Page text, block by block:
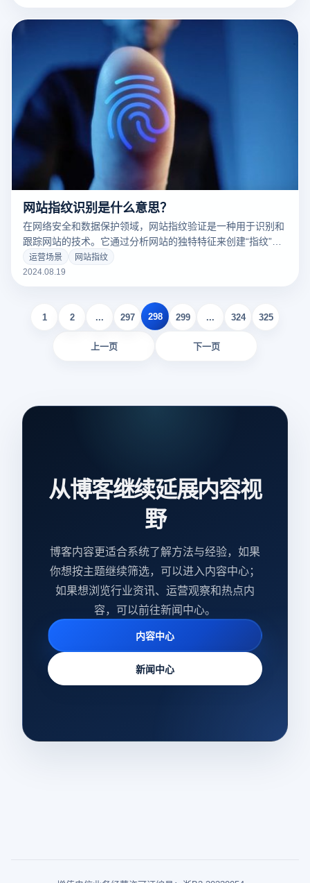
私泄露的风险。幸运的是，有一种工具可以帮助我们应对这一
问题——指纹浏览器。本文将探讨如何利用指纹浏览器防止网
站指纹关联跟踪，以及其他相关的方法。
网站指纹识别是什么意思？
在网络安全和数据保护领域，网站指纹验证是一种用于识别和
跟踪网站的技术。它通过分析网站的独特特征来创建“指纹”，
类似于人类的指纹，这有助于确定网站的身份。网站指纹验证
不仅用于发现网站的安全漏洞，还用于分析网站的技术堆栈、
用，包括增强网络安全保护和优化用户体验。了解网站指纹验
证的基本原理和应用领域，对于高效管理和保护网站至关重
运营场景
网站指纹
2024.08.19
上一页
1 2 ... 297 298 299 ... 324 325
下一页
从博客继续延展内容视
野
博客内容更适合系统了解方法与经验，如果
你想按主题继续筛选，可以进入内容中心；
如果想浏览行业资讯、运营观察和热点内
容，可以前往新闻中心。
内容中心
新闻中心